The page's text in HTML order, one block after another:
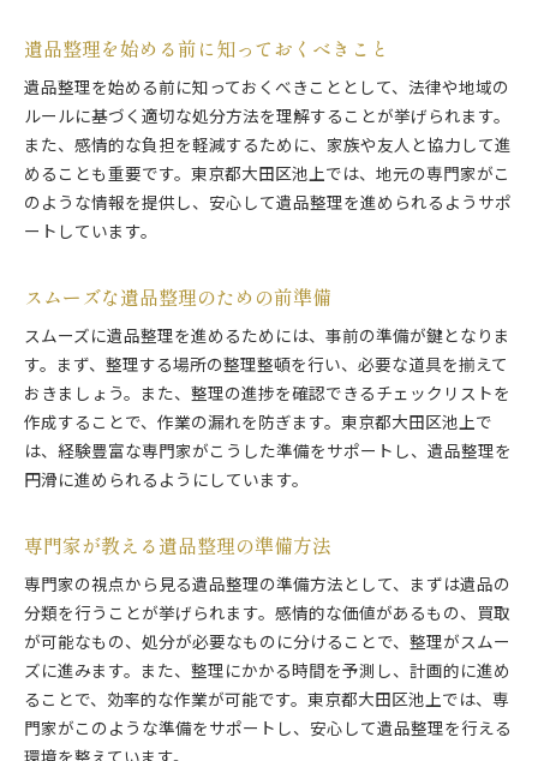
遺品整理を始める前に知っておくべきこと
遺品整理を始める前に知っておくべきこととして、法律や地域の
ルールに基づく適切な処分方法を理解することが挙げられます。
また、感情的な負担を軽減するために、家族や友人と協力して進
めることも重要です。東京都大田区池上では、地元の専門家がこ
のような情報を提供し、安心して遺品整理を進められるようサポ
ートしています。
スムーズな遺品整理のための前準備
スムーズに遺品整理を進めるためには、事前の準備が鍵となりま
す。まず、整理する場所の整理整頓を行い、必要な道具を揃えて
おきましょう。また、整理の進捗を確認できるチェックリストを
作成することで、作業の漏れを防ぎます。東京都大田区池上で
は、経験豊富な専門家がこうした準備をサポートし、遺品整理を
円滑に進められるようにしています。
専門家が教える遺品整理の準備方法
専門家の視点から見る遺品整理の準備方法として、まずは遺品の
分類を行うことが挙げられます。感情的な価値があるもの、買取
が可能なもの、処分が必要なものに分けることで、整理がスムー
ズに進みます。また、整理にかかる時間を予測し、計画的に進め
ることで、効率的な作業が可能です。東京都大田区池上では、専
門家がこのような準備をサポートし、安心して遺品整理を行える